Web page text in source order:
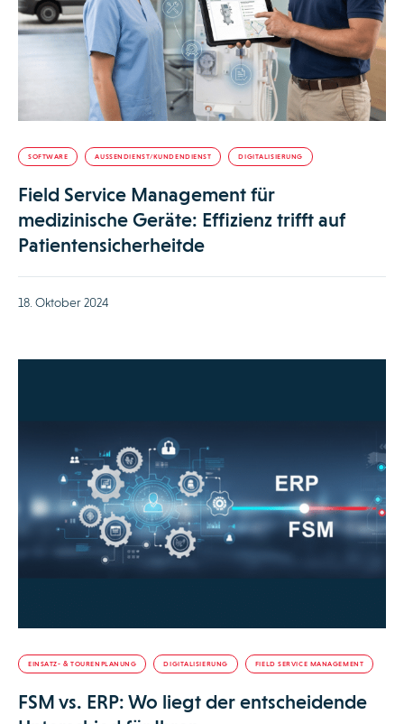
SOFTWARE AUSSENDIENST/KUNDENDIENST DIGITALISIERUNG
Field Service Management für
medizinische Geräte: Effizienz trifft auf
Patientensicherheitde
18. Oktober 2024
EINSATZ- & TOURENPLANUNG DIGITALISIERUNG FIELD SERVICE MANAGEMENT
FSM vs. ERP: Wo liegt der entscheidende